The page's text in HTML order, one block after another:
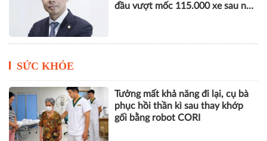
đầu vượt mốc 115.000 xe sau nửa
SỨC KHỎE
Tưởng mất khả năng đi lại, cụ bà
phục hồi thần kì sau thay khớp
gối bằng robot CORI